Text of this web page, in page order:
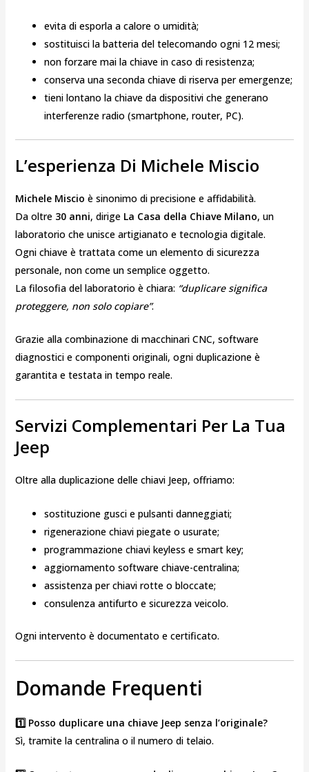
evita di esporla a calore o umidità;
sostituisci la batteria del telecomando ogni 12 mesi;
non forzare mai la chiave in caso di resistenza;
conserva una seconda chiave di riserva per emergenze;
tieni lontano la chiave da dispositivi che generano
interferenze radio (smartphone, router, PC).
L’esperienza Di Michele Miscio
Michele Miscio è sinonimo di precisione e affidabilità.
Da oltre 30 anni, dirige La Casa della Chiave Milano, un
laboratorio che unisce artigianato e tecnologia digitale.
Ogni chiave è trattata come un elemento di sicurezza
personale, non come un semplice oggetto.
La filosofia del laboratorio è chiara: “duplicare significa
proteggere, non solo copiare”.
Grazie alla combinazione di macchinari CNC, software
diagnostici e componenti originali, ogni duplicazione è
garantita e testata in tempo reale.
Servizi Complementari Per La Tua
Jeep
Oltre alla duplicazione delle chiavi Jeep, offriamo:
sostituzione gusci e pulsanti danneggiati;
rigenerazione chiavi piegate o usurate;
programmazione chiavi keyless e smart key;
aggiornamento software chiave-centralina;
assistenza per chiavi rotte o bloccate;
consulenza antifurto e sicurezza veicolo.
Ogni intervento è documentato e certificato.
Domande Frequenti
1️⃣ Posso duplicare una chiave Jeep senza l’originale?
Sì, tramite la centralina o il numero di telaio.